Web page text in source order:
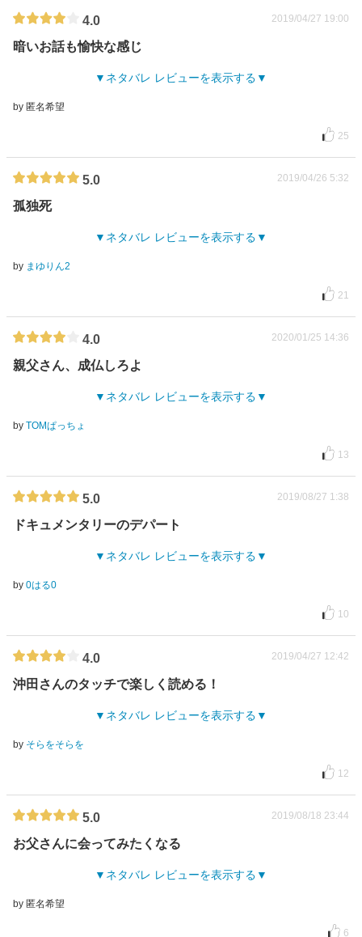
4.0 2019/04/27 19:00
暗いお話も愉快な感じ
ネタバレ レビューを表示する
by 匿名希望
25
5.0 2019/04/26 5:32
孤独死
ネタバレ レビューを表示する
by まゆりん2
21
4.0 2020/01/25 14:36
親父さん、成仏しろよ
ネタバレ レビューを表示する
by TOMぱっちょ
13
5.0 2019/08/27 1:38
ドキュメンタリーのデパート
ネタバレ レビューを表示する
by 0はる0
10
4.0 2019/04/27 12:42
沖田さんのタッチで楽しく読める！
ネタバレ レビューを表示する
by そらをそらを
12
5.0 2019/08/18 23:44
お父さんに会ってみたくなる
ネタバレ レビューを表示する
by 匿名希望
6